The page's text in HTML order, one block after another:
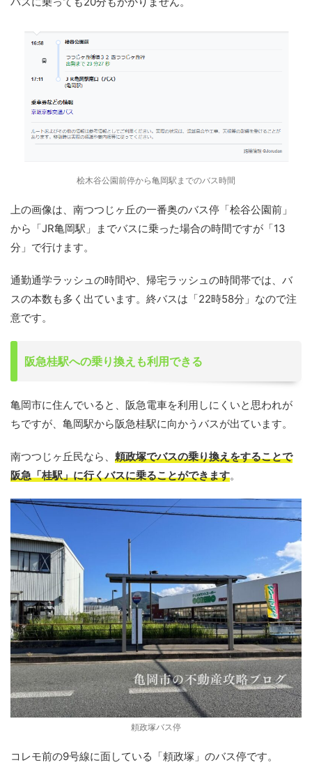
桧木谷公園前停から亀岡駅までのバス時間
上の画像は、南つつじヶ丘の一番奥のバス停「桧谷公園前」
から「JR亀岡駅」までバスに乗った場合の時間ですが「13
分」で行けます。
通勤通学ラッシュの時間や、帰宅ラッシュの時間帯では、バ
スの本数も多く出ています。終バスは「22時58分」なので注
意です。
阪急桂駅への乗り換えも利用できる
亀岡市に住んでいると、阪急電車を利用しにくいと思われが
ちですが、亀岡駅から阪急桂駅に向かうバスが出ています。
南つつじヶ丘民なら、 頼政塚でバスの乗り換えをすることで
阪急「桂駅」に行くバスに乗ることができます。
頼政塚バス停
コレモ前の9号線に面している「頼政塚」のバス停です。